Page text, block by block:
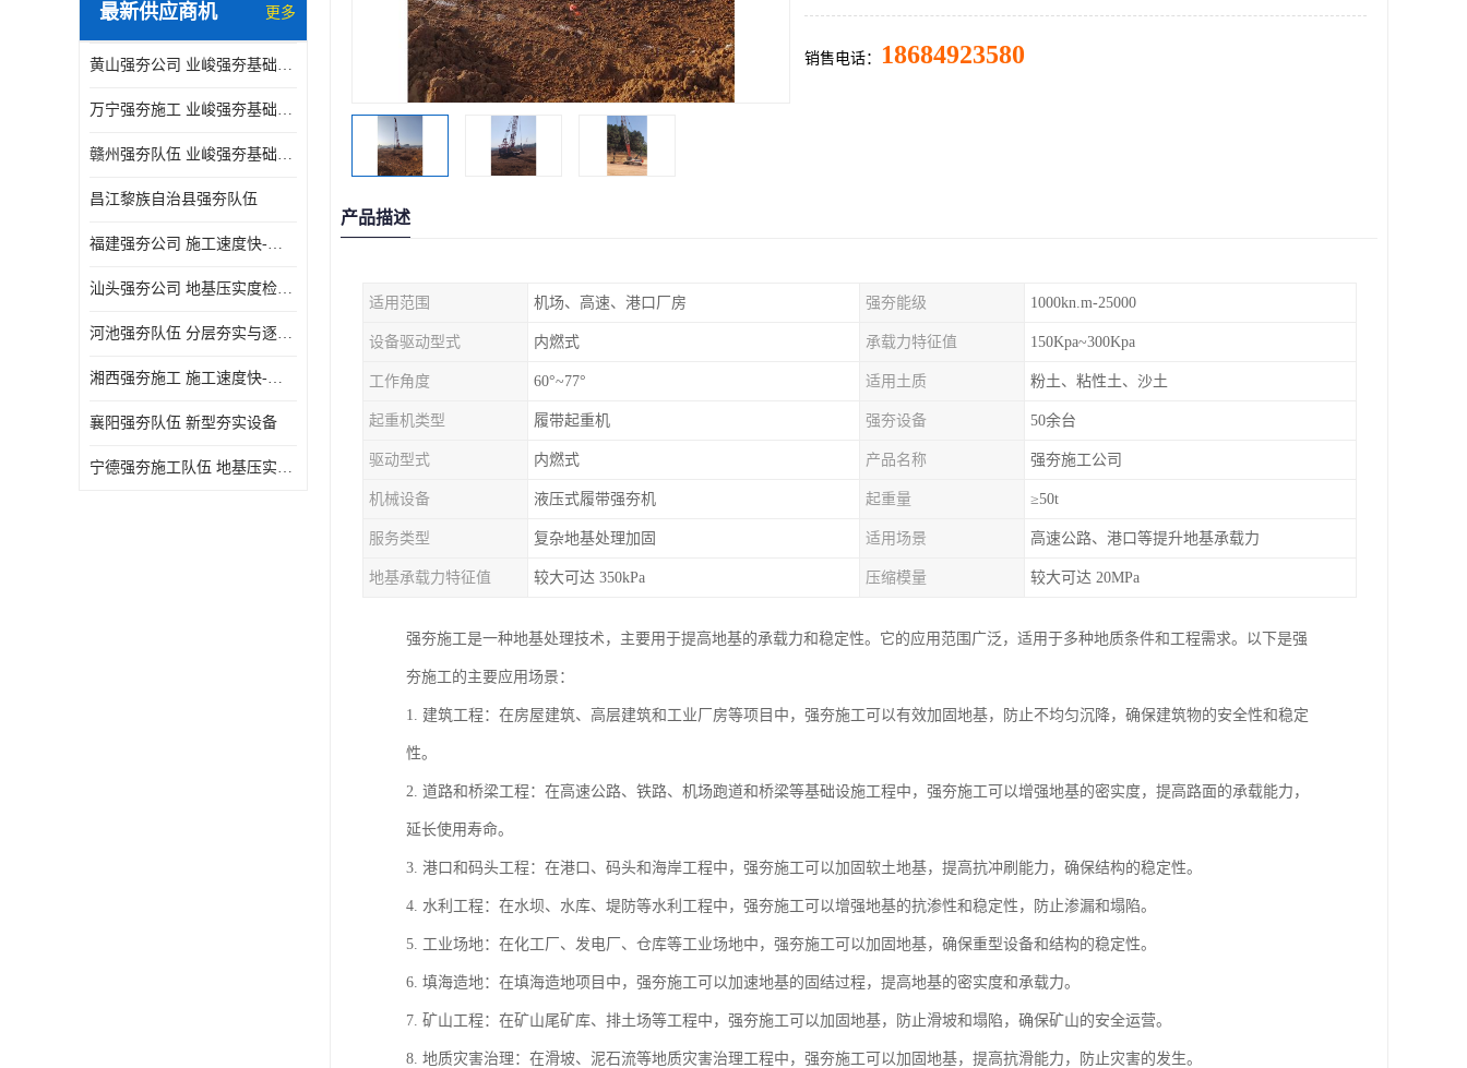
最新供应商机 更多
黄山强夯公司 业峻强夯基础工程
万宁强夯施工 业峻强夯基础工程
赣州强夯队伍 业峻强夯基础工程
昌江黎族自治县强夯队伍
福建强夯公司 施工速度快-施耐用性强
汕头强夯公司 地基压实度检测方法与标准
河池强夯队伍 分层夯实与逐层检测技术
湘西强夯施工 施工速度快-施耐用性强
襄阳强夯队伍 新型夯实设备
宁德强夯施工队伍 地基压实度检测方法与标准
销售电话： 18684923580
产品描述
适用范围 机场、高速、港口厂房 强夯能级 1000kn.m-25000
设备驱动型式 内燃式 承载力特征值 150Kpa~300Kpa
工作角度 60°~77° 适用土质 粉土、粘性土、沙土
起重机类型 履带起重机 强夯设备 50余台
驱动型式 内燃式 产品名称 强夯施工公司
机械设备 液压式履带强夯机 起重量 ≥50t
服务类型 复杂地基处理加固 适用场景 高速公路、港口等提升地基承载力
地基承载力特征值 较大可达 350kPa 压缩模量 较大可达 20MPa
强夯施工是一种地基处理技术，主要用于提高地基的承载力和稳定性。它的应用范围广泛，适用于多种地质条件和工程需求。以下是强
夯施工的主要应用场景：
1. 建筑工程：在房屋建筑、高层建筑和工业厂房等项目中，强夯施工可以有效加固地基，防止不均匀沉降，确保建筑物的安全性和稳定
性。
2. 道路和桥梁工程：在高速公路、铁路、机场跑道和桥梁等基础设施工程中，强夯施工可以增强地基的密实度，提高路面的承载能力，
延长使用寿命。
3. 港口和码头工程：在港口、码头和海岸工程中，强夯施工可以加固软土地基，提高抗冲刷能力，确保结构的稳定性。
4. 水利工程：在水坝、水库、堤防等水利工程中，强夯施工可以增强地基的抗渗性和稳定性，防止渗漏和塌陷。
5. 工业场地：在化工厂、发电厂、仓库等工业场地中，强夯施工可以加固地基，确保重型设备和结构的稳定性。
6. 填海造地：在填海造地项目中，强夯施工可以加速地基的固结过程，提高地基的密实度和承载力。
7. 矿山工程：在矿山尾矿库、排土场等工程中，强夯施工可以加固地基，防止滑坡和塌陷，确保矿山的安全运营。
8. 地质灾害治理：在滑坡、泥石流等地质灾害治理工程中，强夯施工可以加固地基，提高抗滑能力，防止灾害的发生。